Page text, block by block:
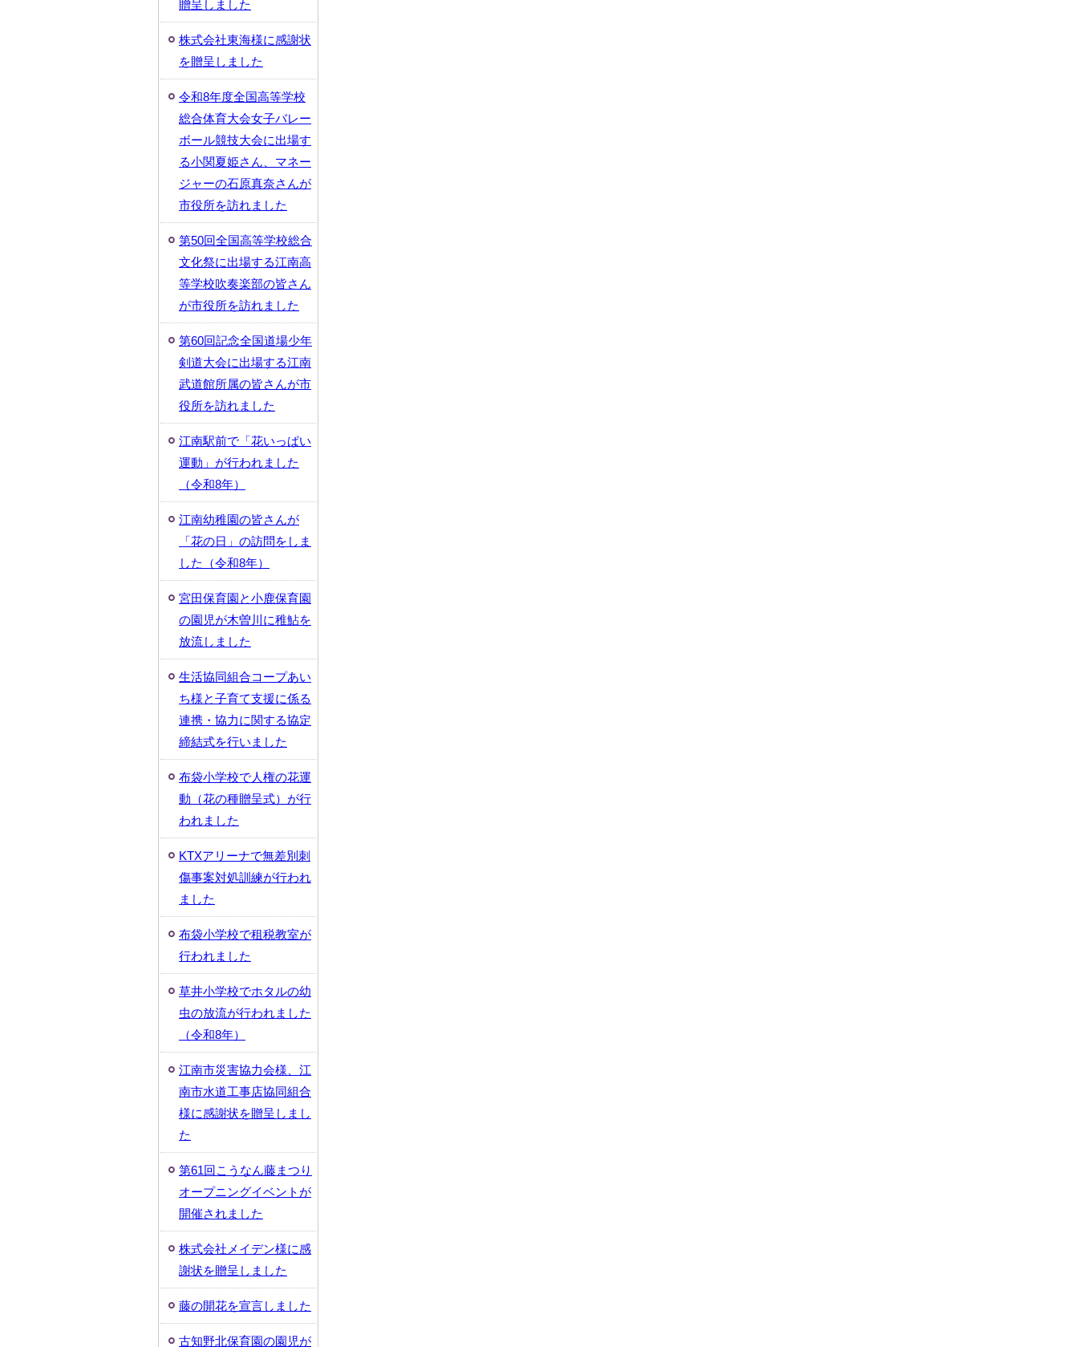
贈呈しました
株式会社東海様に感謝状
を贈呈しました
令和8年度全国高等学校
総合体育大会女子バレー
ボール競技大会に出場す
る小関夏姫さん、マネー
ジャーの石原真奈さんが
市役所を訪れました
第50回全国高等学校総合
文化祭に出場する江南高
等学校吹奏楽部の皆さん
が市役所を訪れました
第60回記念全国道場少年
剣道大会に出場する江南
武道館所属の皆さんが市
役所を訪れました
江南駅前で「花いっぱい
運動」が行われました
（令和8年）
江南幼稚園の皆さんが
「花の日」の訪問をしま
した（令和8年）
宮田保育園と小鹿保育園
の園児が木曽川に稚鮎を
放流しました
生活協同組合コープあい
ち様と子育て支援に係る
連携・協力に関する協定
締結式を行いました
布袋小学校で人権の花運
動（花の種贈呈式）が行
われました
KTXアリーナで無差別刺
傷事案対処訓練が行われ
ました
布袋小学校で租税教室が
行われました
草井小学校でホタルの幼
虫の放流が行われました
（令和8年）
江南市災害協力会様、江
南市水道工事店協同組合
様に感謝状を贈呈しまし
た
第61回こうなん藤まつり
オープニングイベントが
開催されました
株式会社メイデン様に感
謝状を贈呈しました
藤の開花を宣言しました
古知野北保育園の園児が